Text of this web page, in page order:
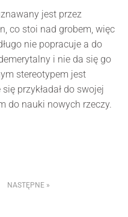
jest przez
co stoi nad grobem, więc
nie popracuje a do
i nie da się go
stereotypem jest
przykładał do swojej
do nauki nowych rzeczy.
NASTĘPNE